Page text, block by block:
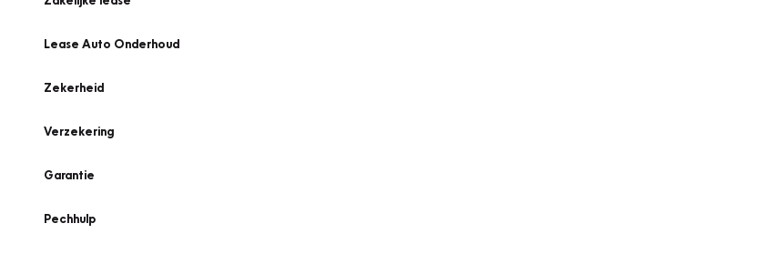
Lease Auto Onderhoud
Zekerheid
Verzekering
Garantie
Pechhulp